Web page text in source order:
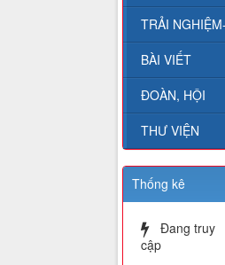
TRẢI
BÀI VIẾT
ĐOÀN, HỘI
THƯ VIỆN
Thống kê
Đang truy
cập